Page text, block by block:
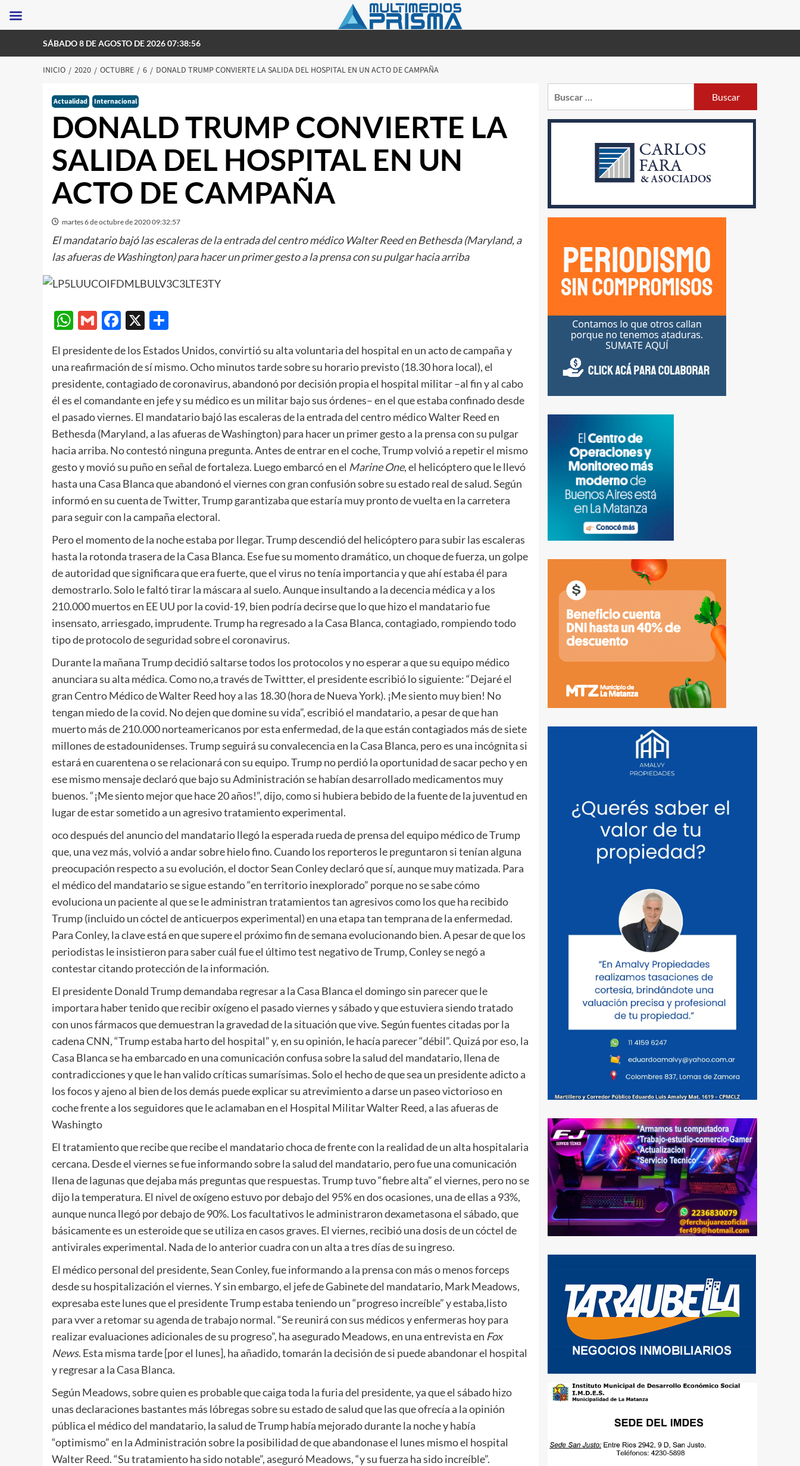
SÁBADO 8 DE AGOSTO DE 2026 07:38:56
INICIO 2020 OCTUBRE 6 DONALD TRUMP CONVIERTE LA SALIDA DEL HOSPITAL EN UN ACTO DE CAMPAÑA
Actualidad Internacional
DONALD TRUMP CONVIERTE LA
SALIDA DEL HOSPITAL EN UN
ACTO DE CAMPAÑA
martes 6 de octubre de 2020 09:32:57
El mandatario bajó las escaleras de la entrada del centro médico Walter Reed en Bethesda (Maryland, a
las afueras de Washington) para hacer un primer gesto a la prensa con su pulgar hacia arriba
WhatsApp
GmailFacebook
X
El presidente de los Estados Unidos, convirtió su alta voluntaria del hospital en un acto de campaña y
una reafirmación de sí mismo. Ocho minutos tarde sobre su horario previsto (18.30 hora local), el
presidente, contagiado de coronavirus, abandonó por decisión propia el hospital militar –al fin y al cabo
él es el comandante en jefe y su médico es un militar bajo sus órdenes– en el que estaba confinado desde
el pasado viernes. El mandatario bajó las escaleras de la entrada del centro médico Walter Reed en
Bethesda (Maryland, a las afueras de Washington) para hacer un primer gesto a la prensa con su pulgar
hacia arriba. No contestó ninguna pregunta. Antes de entrar en el coche, Trump volvió a repetir el mismo
gesto y movió su puño en señal de fortaleza. Luego embarcó en el Marine One, el helicóptero que le llevó
hasta una Casa Blanca que abandonó el viernes con gran confusión sobre su estado real de salud. Según
informó en su cuenta de Twitter, Trump garantizaba que estaría muy pronto de vuelta en la carretera
para seguir con la campaña electoral.
Pero el momento de la noche estaba por llegar. Trump descendió del helicóptero para subir las escaleras
hasta la rotonda trasera de la Casa Blanca. Ese fue su momento dramático, un choque de fuerza, un golpe
de autoridad que significara que era fuerte, que el virus no tenía importancia y que ahí estaba él para
demostrarlo. Solo le faltó tirar la máscara al suelo. Aunque insultando a la decencia médica y a los
210.000 muertos en EE UU por la covid-19, bien podría decirse que lo que hizo el mandatario fue
insensato, arriesgado, imprudente. Trump ha regresado a la Casa Blanca, contagiado, rompiendo todo
tipo de protocolo de seguridad sobre el coronavirus.
Durante la mañana Trump decidió saltarse todos los protocolos y no esperar a que su equipo médico
anunciara su alta médica. Como no,a través de Twittter, el presidente escribió lo siguiente: “Dejaré el
gran Centro Médico de Walter Reed hoy a las 18.30 (hora de Nueva York). ¡Me siento muy bien! No
tengan miedo de la covid. No dejen que domine su vida”, escribió el mandatario, a pesar de que han
muerto más de 210.000 norteamericanos por esta enfermedad, de la que están contagiados más de siete
millones de estadounidenses. Trump seguirá su convalecencia en la Casa Blanca, pero es una incógnita si
estará en cuarentena o se relacionará con su equipo. Trump no perdió la oportunidad de sacar pecho y en
ese mismo mensaje declaró que bajo su Administración se habían desarrollado medicamentos muy
buenos. “¡Me siento mejor que hace 20 años!”, dijo, como si hubiera bebido de la fuente de la juventud en
lugar de estar sometido a un agresivo tratamiento experimental.
oco después del anuncio del mandatario llegó la esperada rueda de prensa del equipo médico de Trump
que, una vez más, volvió a andar sobre hielo fino. Cuando los reporteros le preguntaron si tenían alguna
preocupación respecto a su evolución, el doctor Sean Conley declaró que sí, aunque muy matizada. Para
el médico del mandatario se sigue estando “en territorio inexplorado” porque no se sabe cómo
evoluciona un paciente al que se le administran tratamientos tan agresivos como los que ha recibido
Trump (incluido un cóctel de anticuerpos experimental) en una etapa tan temprana de la enfermedad.
Para Conley, la clave está en que supere el próximo fin de semana evolucionando bien. A pesar de que los
periodistas le insistieron para saber cuál fue el último test negativo de Trump, Conley se negó a
contestar citando protección de la información.
El presidente Donald Trump demandaba regresar a la Casa Blanca el domingo sin parecer que le
importara haber tenido que recibir oxígeno el pasado viernes y sábado y que estuviera siendo tratado
con unos fármacos que demuestran la gravedad de la situación que vive. Según fuentes citadas por la
cadena CNN,“Trump estaba harto del hospital” y, en su opinión, le hacía parecer “débil”. Quizá por eso, la
Casa Blanca se ha embarcado en una comunicación confusa sobre la salud del mandatario, llena de
contradicciones y que le han valido críticas sumarísimas. Solo el hecho de que sea un presidente adicto a
los focos y ajeno al bien de los demás puede explicar su atrevimiento a darse un paseo victorioso en
coche frente a los seguidores que le aclamaban en el Hospital Militar Walter Reed, a las afueras de
Washingto
El tratamiento que recibe que recibe el mandatario choca de frente con la realidad de un alta hospitalaria
cercana. Desde el viernes se fue informando sobre la salud del mandatario, pero fue una comunicación
llena de lagunas que dejaba más preguntas que respuestas. Trump tuvo “fiebre alta” el viernes, pero no se
dijo la temperatura. El nivel de oxígeno estuvo por debajo del 95% en dos ocasiones, una de ellas a 93%,
aunque nunca llegó por debajo de 90%. Los facultativos le administraron dexametasona el sábado, que
básicamente es un esteroide que se utiliza en casos graves. El viernes, recibió una dosis de un cóctel de
antivirales experimental. Nada de lo anterior cuadra con un alta a tres días de su ingreso.
El médico personal del presidente, Sean Conley, fue informando a la prensa con más o menos forceps
desde su hospitalización el viernes. Y sin embargo, el jefe de Gabinete del mandatario, Mark Meadows,
expresaba este lunes que el presidente Trump estaba teniendo un “progreso increíble” y estaba,listo
para vver a retomar su agenda de trabajo normal. “Se reunirá con sus médicos y enfermeras hoy para
realizar evaluaciones adicionales de su progreso”, ha asegurado Meadows, en una entrevista en Fox
News. Esta misma tarde [por el lunes], ha añadido, tomarán la decisión de si puede abandonar el hospital
y regresar a la Casa Blanca.
Según Meadows, sobre quien es probable que caiga toda la furia del presidente, ya que el sábado hizo
unas declaraciones bastantes más lóbregas sobre su estado de salud que las que ofrecía a la opinión
pública el médico del mandatario, la salud de Trump había mejorado durante la noche y había
“optimismo” en la Administración sobre la posibilidad de que abandonase el lunes mismo el hospital
Walter Reed. “Su tratamiento ha sido notable”, aseguró Meadows, “y su fuerza ha sido increíble”.